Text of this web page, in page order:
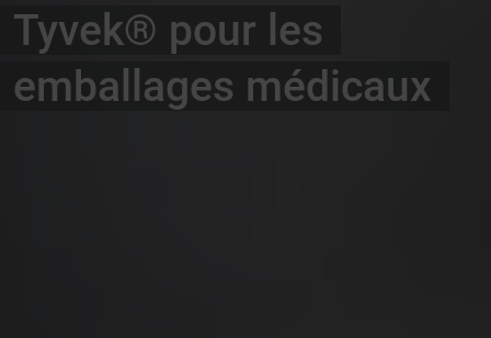
Tyvek® pour les
emballages médicaux